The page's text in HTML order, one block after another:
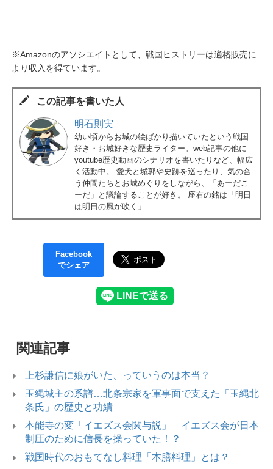
※Amazonのアソシエイトとして、戦国ヒストリーは適格販売に
より収入を得ています。
この記事を書いた人
明石則実
幼い頃からお城の絵ばかり描いていたという戦国
好き・お城好きな歴史ライター。web記事の他に
youtube歴史動画のシナリオを書いたりなど、幅広
く活動中。 愛犬と城郭や史跡を巡ったり、気の合
う仲間たちとお城めぐりをしながら、「あーだこ
ーだ」と議論することが好き。 座右の銘は「明日
は明日の風が吹く」 ...
Facebook
でシェア
関連記事
上杉謙信に娘がいた、っていうのは本当？
玉縄城主の系譜…北条宗家を軍事面で支えた「玉縄北
条氏」の歴史と功績
本能寺の変「イエズス会関与説」 イエズス会が日本
制圧のために信長を操っていた！？
戦国時代のおもてなし料理「本膳料理」とは？